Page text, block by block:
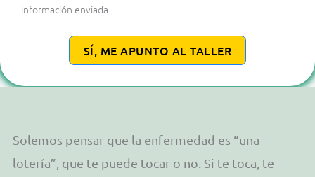
información enviada
SÍ, ME APUNTO AL TALLER
Solemos pensar que la enfermedad es “una
lotería”, que te puede tocar o no. Si te toca, te